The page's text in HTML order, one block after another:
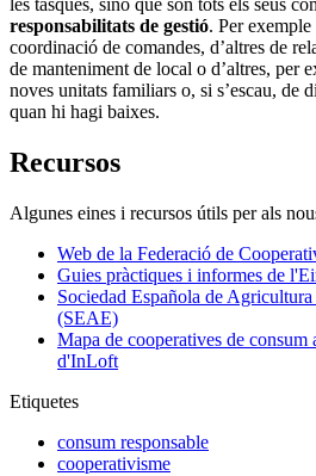
les tasques, sinó que són tots els seus
responsabilitats de gestió. Per
coordinació de comandes, d’altres de
de manteniment de local o d’altres, per
noves unitats familiars o, si s’escau, de
quan hi hagi baixes.
Recursos
Algunes eines i recursos útils per als
Web de la Federació de
Guies pràctiques i informes de
Sociedad Española de
(SEAE)
Mapa de cooperatives de
d'InLoft
Etiquetes
consum responsable
cooperativisme